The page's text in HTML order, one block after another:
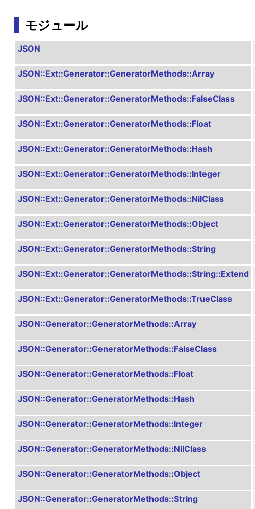
モジュール
JSON
JSON::Ext::Generator::GeneratorMethods::Array
JSON::Ext::Generator::GeneratorMethods::FalseClass
JSON::Ext::Generator::GeneratorMethods::Float
JSON::Ext::Generator::GeneratorMethods::Hash
JSON::Ext::Generator::GeneratorMethods::Integer
JSON::Ext::Generator::GeneratorMethods::NilClass
JSON::Ext::Generator::GeneratorMethods::Object
JSON::Ext::Generator::GeneratorMethods::String
JSON::Ext::Generator::GeneratorMethods::String::Extend
JSON::Ext::Generator::GeneratorMethods::TrueClass
JSON::Generator::GeneratorMethods::Array
JSON::Generator::GeneratorMethods::FalseClass
JSON::Generator::GeneratorMethods::Float
JSON::Generator::GeneratorMethods::Hash
JSON::Generator::GeneratorMethods::Integer
JSON::Generator::GeneratorMethods::NilClass
JSON::Generator::GeneratorMethods::Object
JSON::Generator::GeneratorMethods::String